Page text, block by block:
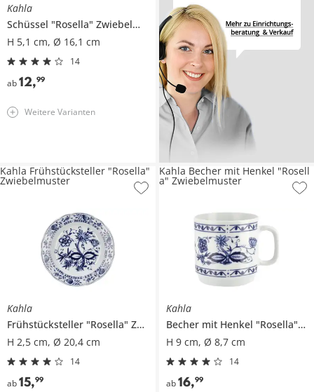
Kahla
Schüssel "Rosella" Zwiebelmuster
H 5,1 cm, Ø 16,1 cm
14
ab12,99
Weitere Varianten
Kahla
Frühstücksteller "Rosella" Zwiebelmuster
H 2,5 cm, Ø 20,4 cm
14
ab15,99
Kahla Frühstücksteller "Rosella"
Zwiebelmuster
Kahla
Becher mit Henkel "Rosella" Zwiebelmuster
H 9 cm, Ø 8,7 cm
14
ab 16,99
Kahla Becher mit Henkel "Rosell
a" Zwiebelmuster